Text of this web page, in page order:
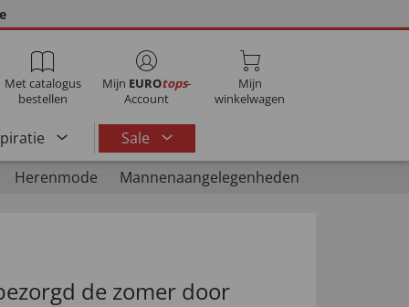
Met catalogus
bestellen
Mijn EUROtops-
Account
Mijn
winkelwagen
Sale
Herenmode
Mannenaangelegenheden
de zomer door